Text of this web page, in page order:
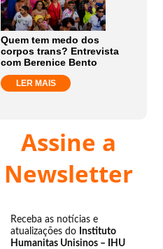
Quem tem medo dos
corpos trans? Entrevista
com Berenice Bento
LER MAIS
Assine a
Newsletter
Receba as notícias e
atualizações do Instituto
Humanitas Unisinos – IHU